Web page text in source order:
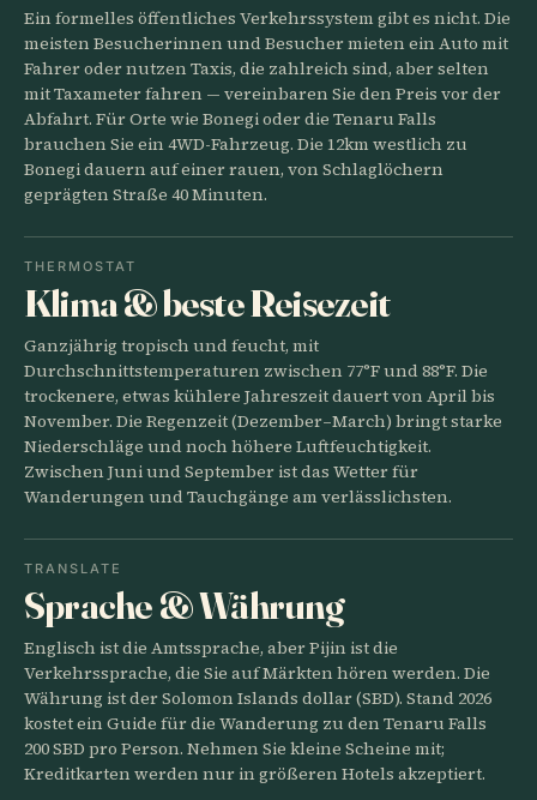
Ein formelles öffentliches Verkehrssystem gibt es nicht. Die
meisten Besucherinnen und Besucher mieten ein Auto mit
Fahrer oder nutzen Taxis, die zahlreich sind, aber selten
mit Taxameter fahren — vereinbaren Sie den Preis vor der
Abfahrt. Für Orte wie Bonegi oder die Tenaru Falls
brauchen Sie ein 4WD-Fahrzeug. Die 12km westlich zu
Bonegi dauern auf einer rauen, von Schlaglöchern
geprägten Straße 40 Minuten.
THERMOSTAT
Klima & beste Reisezeit
Ganzjährig tropisch und feucht, mit
Durchschnittstemperaturen zwischen 77°F und 88°F. Die
trockenere, etwas kühlere Jahreszeit dauert von April bis
November. Die Regenzeit (Dezember–March) bringt starke
Niederschläge und noch höhere Luftfeuchtigkeit.
Zwischen Juni und September ist das Wetter für
Wanderungen und Tauchgänge am verlässlichsten.
TRANSLATE
Sprache & Währung
Englisch ist die Amtssprache, aber Pijin ist die
Verkehrssprache, die Sie auf Märkten hören werden. Die
Währung ist der Solomon Islands dollar (SBD). Stand 2026
kostet ein Guide für die Wanderung zu den Tenaru Falls
200 SBD pro Person. Nehmen Sie kleine Scheine mit;
Kreditkarten werden nur in größeren Hotels akzeptiert.